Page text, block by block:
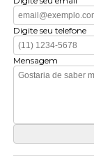
Digite seu telefone
Mensagem